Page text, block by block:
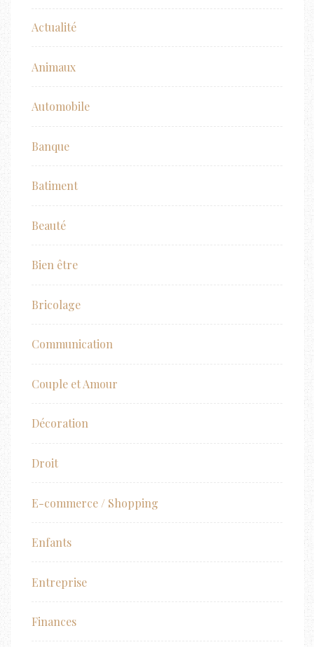
Actualité
Animaux
Automobile
Banque
Batiment
Beauté
Bien être
Bricolage
Communication
Couple et Amour
Décoration
Droit
E-commerce / Shopping
Enfants
Entreprise
Finances